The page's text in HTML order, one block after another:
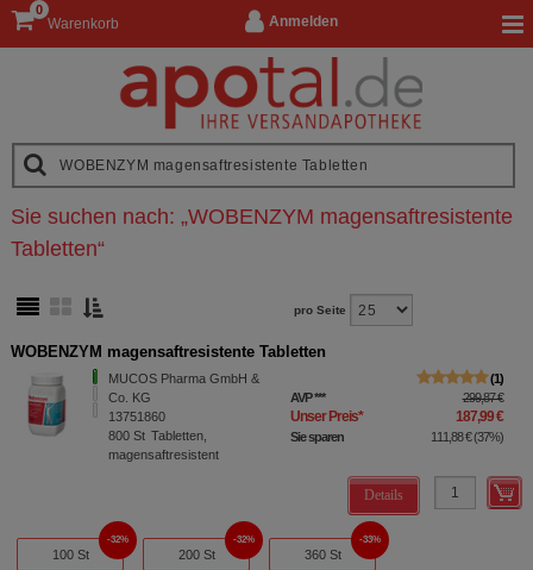
Anmelden
Warenkorb
0
Sie suchen nach: „WOBENZYM magensaftresistente
Tabletten“
pro Seite
WOBENZYM magensaftresistente Tabletten
MUCOS Pharma GmbH &
Co. KG
13751860
800 St Tabletten,
magensaftresistent
1
AVP*** 299,87 €
Unser Preis* 187,99 €
Sie sparen 111,88 €(37%)
Details
100 St
32%
200 St
32%
360 St
33%